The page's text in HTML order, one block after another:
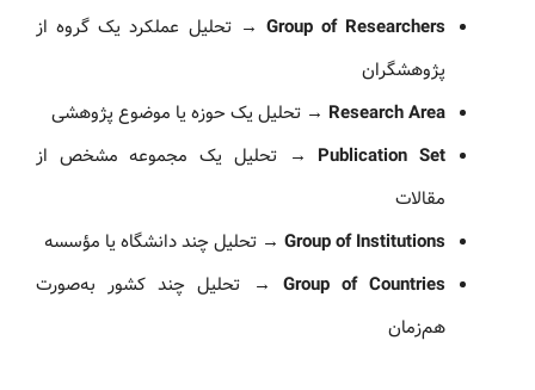
Group of Researchers → تحلیل عملکرد یک گروه از
پژوهشگران
Research Area → تحلیل یک حوزه یا موضوع پژوهشی
Publication Set → تحلیل یک مجموعه مشخص از
مقالات
Group of Institutions → تحلیل چند دانشگاه یا مؤسسه
Group of Countries → تحلیل چند کشور به‌صورت
هم‌زمان